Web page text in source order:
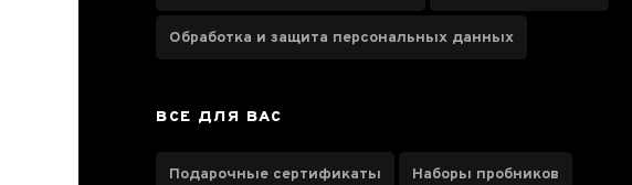
О чае
Вкус, аромат, цвет
Обработка и защита персональных данных
ВСЕ ДЛЯ ВАС
Подарочные сертификаты Наборы пробников